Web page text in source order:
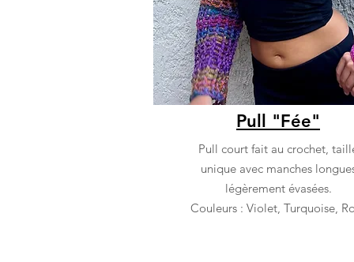
Pull "Fée"
Pull court fait au crochet,
unique avec manches
légèrement évasées.
Couleurs : Violet, Turquoise,